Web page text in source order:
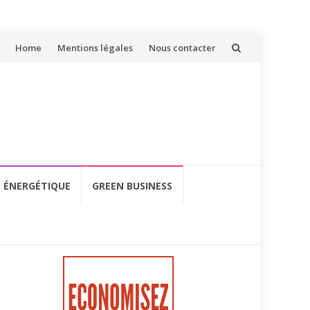
Aller
Home Mentions légales Nous contacter
ÉNERGÉTIQUE GREEN BUSINESS